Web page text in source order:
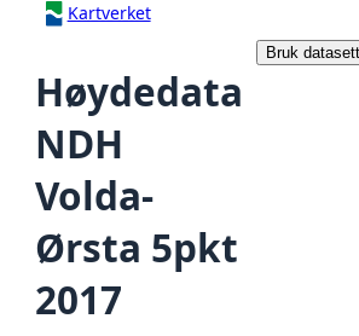
Kartverket
Høydedata
NDH
Volda-
Ørsta 5pkt
2017
Bruk datasett